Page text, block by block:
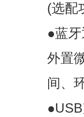
(选配
●蓝
外置
间、